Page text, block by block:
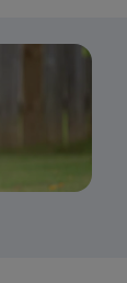
entre